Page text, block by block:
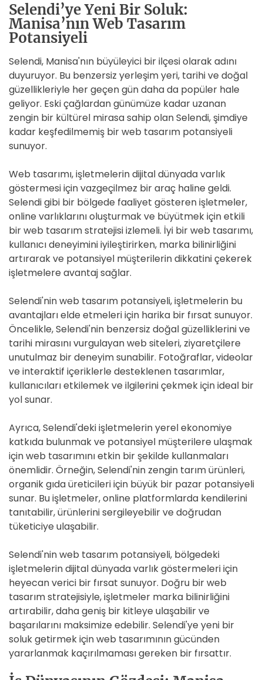
Selendi’ye Yeni Bir Soluk:
Manisa’nın Web Tasarım
Potansiyeli
Selendi, Manisa'nın büyüleyici bir ilçesi olarak adını
duyuruyor. Bu benzersiz yerleşim yeri, tarihi ve doğal
güzellikleriyle her geçen gün daha da popüler hale
geliyor. Eski çağlardan günümüze kadar uzanan
zengin bir kültürel mirasa sahip olan Selendi, şimdiye
kadar keşfedilmemiş bir web tasarım potansiyeli
sunuyor.
Web tasarımı, işletmelerin dijital dünyada varlık
göstermesi için vazgeçilmez bir araç haline geldi.
Selendi gibi bir bölgede faaliyet gösteren işletmeler,
online varlıklarını oluşturmak ve büyütmek için etkili
bir web tasarım stratejisi izlemeli. İyi bir web tasarımı,
kullanıcı deneyimini iyileştirirken, marka bilinirliğini
artırarak ve potansiyel müşterilerin dikkatini çekerek
işletmelere avantaj sağlar.
Selendi'nin web tasarım potansiyeli, işletmelerin bu
avantajları elde etmeleri için harika bir fırsat sunuyor.
Öncelikle, Selendi'nin benzersiz doğal güzelliklerini ve
tarihi mirasını vurgulayan web siteleri, ziyaretçilere
unutulmaz bir deneyim sunabilir. Fotoğraflar, videolar
ve interaktif içeriklerle desteklenen tasarımlar,
kullanıcıları etkilemek ve ilgilerini çekmek için ideal bir
yol sunar.
Ayrıca, Selendi'deki işletmelerin yerel ekonomiye
katkıda bulunmak ve potansiyel müşterilere ulaşmak
için web tasarımını etkin bir şekilde kullanmaları
önemlidir. Örneğin, Selendi'nin zengin tarım ürünleri,
organik gıda üreticileri için büyük bir pazar potansiyeli
sunar. Bu işletmeler, online platformlarda kendilerini
tanıtabilir, ürünlerini sergileyebilir ve doğrudan
tüketiciye ulaşabilir.
Selendi'nin web tasarım potansiyeli, bölgedeki
işletmelerin dijital dünyada varlık göstermeleri için
heyecan verici bir fırsat sunuyor. Doğru bir web
tasarım stratejisiyle, işletmeler marka bilinirliğini
artırabilir, daha geniş bir kitleye ulaşabilir ve
başarılarını maksimize edebilir. Selendi'ye yeni bir
soluk getirmek için web tasarımının gücünden
yararlanmak kaçırılmaması gereken bir fırsattır.